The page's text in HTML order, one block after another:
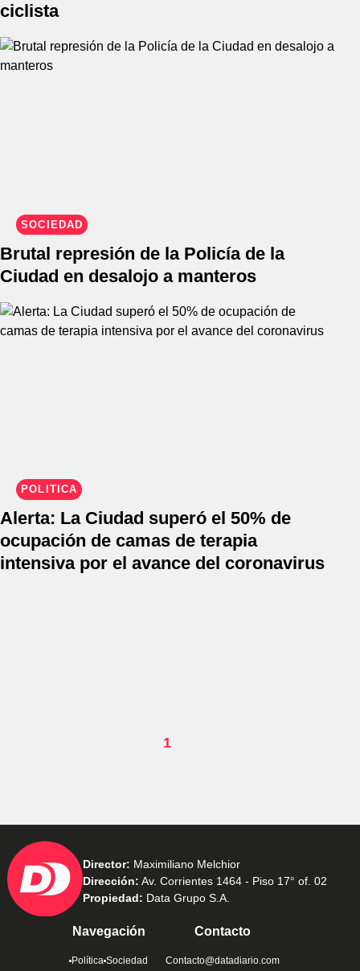
ciclista
SOCIEDAD
Brutal represión de la Policía de la
Ciudad en desalojo a manteros
POLÍTICA
Alerta: La Ciudad superó el 50% de
ocupación de camas de terapia
intensiva por el avance del coronavirus
1
Director: Maximiliano Melchior
Dirección: Av. Corrientes 1464 - Piso 17° of. 02
Propiedad: Data Grupo S.A.
Navegación
Política Sociedad
Contacto
Contacto@datadiario.com